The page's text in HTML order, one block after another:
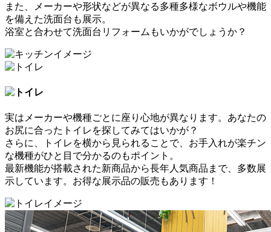
また、メーカーや形状などが異なる多種多様なボウルや機能
を備えた洗面台も展示。
浴室と合わせて洗面台リフォームもいかがでしょうか？
実はメーカーや機種ごとに座り心地が異なります。あなたの
お尻に合ったトイレを探してみてはいかが？
さらに、トイレを横から見られることで、 お手入れが楽チン
な機種がひと目で分かるのもポイント。
最新機能が搭載された新商品から長年人気商品まで、多数展
示しています。 お得な展示品の販売 もあります！